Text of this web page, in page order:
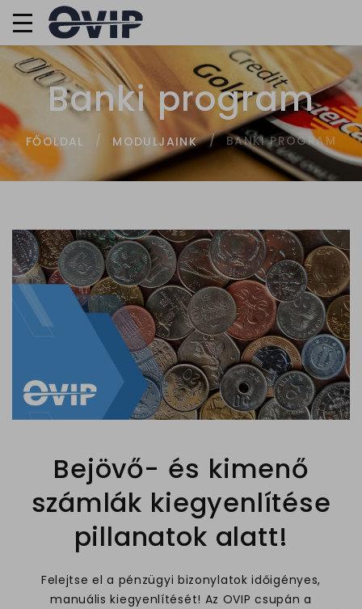
Banki program
FŐOLDAL MODULJAINK BANKI PROGRAM
Bejövő- és kimenő
számlák kiegyenlítése
pillanatok alatt!
Felejtse el a pénzügyi bizonylatok időigényes,
manuális kiegyenlítését! Az OVIP csupán a